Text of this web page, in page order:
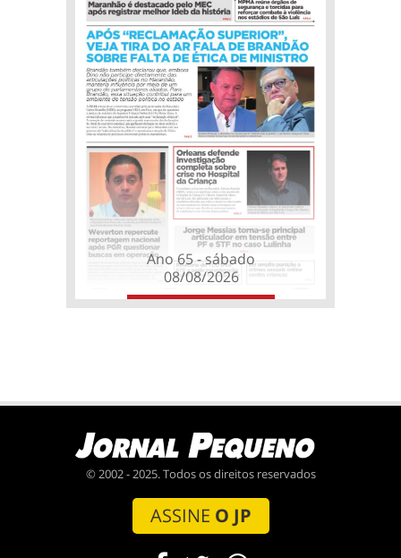
Ano 65 - sábado
08/08/2026
© 2002 - 2025. Todos os direitos reservados
ASSINE O JP